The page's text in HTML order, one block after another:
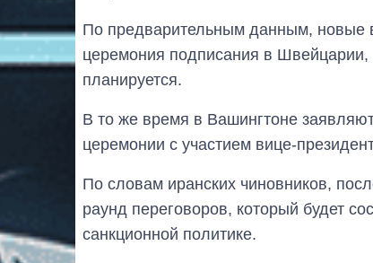
По предварительным данным, новые
церемония подписания в Швейцарии,
планируется.
В то же время в Вашингтоне
церемонии с участием вице-
По словам иранских чиновников,
раунд переговоров, который будет
санкционной политике.